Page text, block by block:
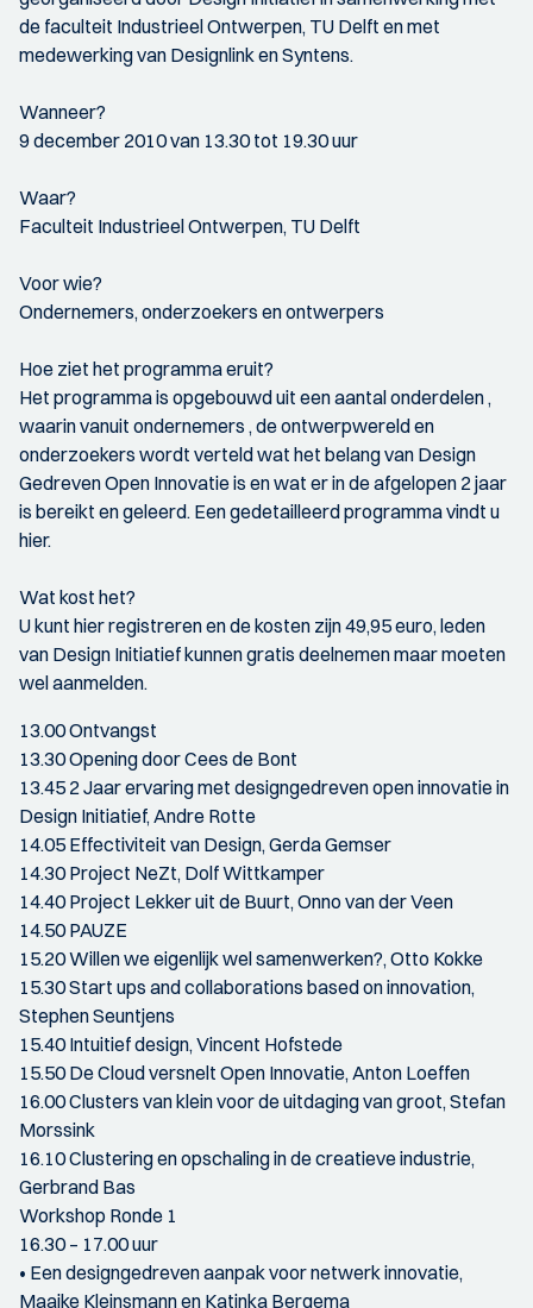
de faculteit Industrieel Ontwerpen, TU Delft en met
medewerking van Designlink en Syntens.
Wanneer?
9 december 2010 van 13.30 tot 19.30 uur
Waar?
Faculteit Industrieel Ontwerpen, TU Delft
Voor wie?
Ondernemers, onderzoekers en ontwerpers
Hoe ziet het programma eruit?
Het programma is opgebouwd uit een aantal onderdelen ,
waarin vanuit ondernemers , de ontwerpwereld en
onderzoekers wordt verteld wat het belang van Design
Gedreven Open Innovatie is en wat er in de afgelopen 2 jaar
is bereikt en geleerd. Een gedetailleerd programma vindt u
hier.
Wat kost het?
U kunt hier registreren en de kosten zijn 49,95 euro, leden
van Design Initiatief kunnen gratis deelnemen maar moeten
wel aanmelden.
13.00 Ontvangst
13.30 Opening door Cees de Bont
13.45 2 Jaar ervaring met designgedreven open innovatie in
Design Initiatief, Andre Rotte
14.05 Effectiviteit van Design, Gerda Gemser
14.30 Project NeZt, Dolf Wittkamper
14.40 Project Lekker uit de Buurt, Onno van der Veen
14.50 PAUZE
15.20 Willen we eigenlijk wel samenwerken?, Otto Kokke
15.30 Start ups and collaborations based on innovation,
Stephen Seuntjens
15.40 Intuitief design, Vincent Hofstede
15.50 De Cloud versnelt Open Innovatie, Anton Loeffen
16.00 Clusters van klein voor de uitdaging van groot, Stefan
Morssink
16.10 Clustering en opschaling in de creatieve industrie,
Gerbrand Bas
Workshop Ronde 1
16.30 – 17.00 uur
• Een designgedreven aanpak voor netwerk innovatie,
Maaike Kleinsmann en Katinka Bergema